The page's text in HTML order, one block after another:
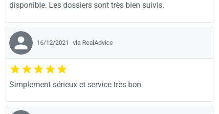
disponible. Les dossiers sont très bien suivis.
16/12/2021 via RealAdvice
Simplement sérieux et service très bon